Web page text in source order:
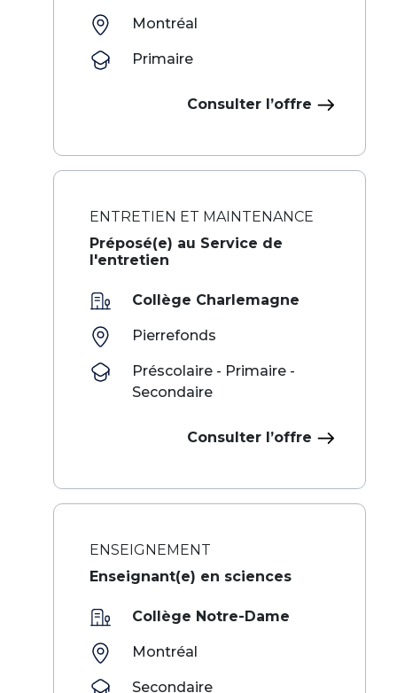
Montréal
Primaire
Consulter l’offre
ENTRETIEN ET MAINTENANCE
Préposé(e) au Service de
l'entretien
Collège Charlemagne
Pierrefonds
Préscolaire - Primaire -
Secondaire
Consulter l’offre
ENSEIGNEMENT
Enseignant(e) en sciences
Collège Notre-Dame
Montréal
Secondaire